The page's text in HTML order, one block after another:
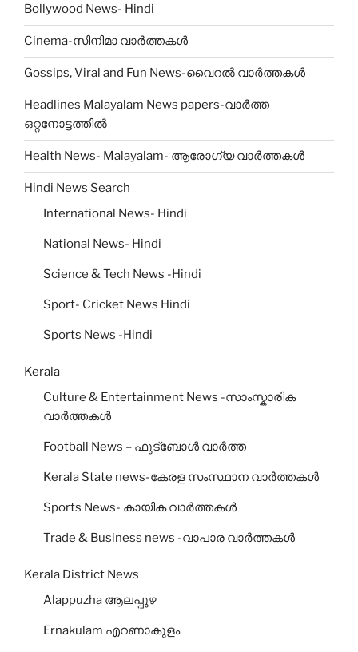
Bollywood News- Hindi
Cinema-സിനിമാ വാർത്തകൾ
Gossips, Viral and Fun News-വൈറൽ വാർത്തകൾ
Headlines Malayalam News papers-വാർത്ത
ഒറ്റനോട്ടത്തിൽ
Health News- Malayalam- ആരോഗ്യ വാർത്തകൾ
Hindi News Search
International News- Hindi
National News- Hindi
Science & Tech News -Hindi
Sport- Cricket News Hindi
Sports News -Hindi
Kerala
Culture & Entertainment News -സാംസ്കാരിക
വാർത്തകൾ
Football News – ഫുട്ബോൾ വാർത്ത
Kerala State news-കേരള സംസ്ഥാന വാർത്തകൾ
Sports News- കായിക വാർത്തകൾ
Trade & Business news -വാപാര വാർത്തകൾ
Kerala District News
Alappuzha ആലപ്പുഴ
Ernakulam എറണാകുളം